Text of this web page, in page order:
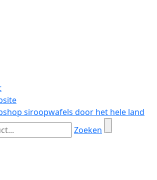
siroopwafels door het hele land
Zoeken